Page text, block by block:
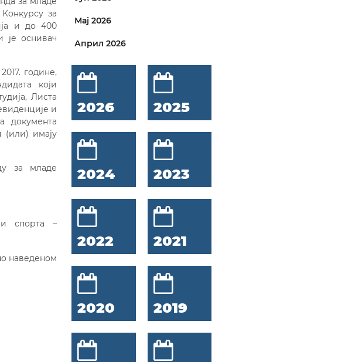
за
и до 400
је оснивач
године,
који
Листа
и
документа
(или) имају
за младе
и спорта –
наведеном
Мај 2026
Април 2026
2026 2025
2024 2023
2022 2021
2020 2019